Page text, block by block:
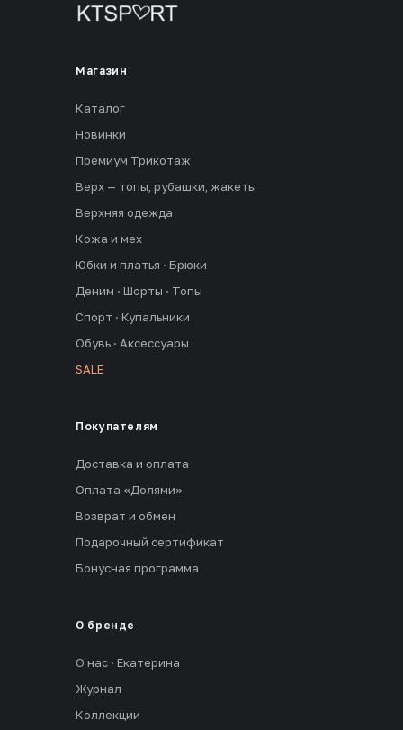
Магазин
Каталог
Новинки
Премиум Трикотаж
Верх — топы, рубашки, жакеты
Верхняя одежда
Кожа и мех
Юбки и платья · Брюки
Деним · Шорты · Топы
Спорт · Купальники
Обувь · Аксессуары
SALE
Покупателям
Доставка и оплата
Оплата «Долями»
Возврат и обмен
Подарочный сертификат
Бонусная программа
О бренде
О нас · Екатерина
Журнал
Коллекции